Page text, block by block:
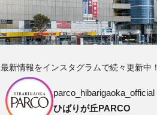
最新情報をインスタグラムで続々更新中！
parco_hibarigaoka_official
ひばりが丘PARCO